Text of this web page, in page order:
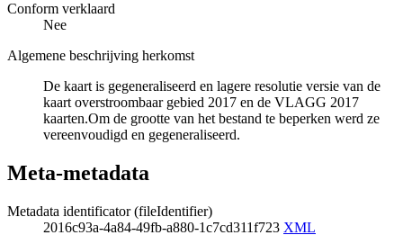
Conform verklaard
Nee
Algemene beschrijving herkomst
De kaart is gegeneraliseerd en lagere resolutie versie van de
kaart overstroombaar gebied 2017 en de VLAGG 2017
kaarten.Om de grootte van het bestand te beperken werd ze
vereenvoudigd en gegeneraliseerd.
Meta-metadata
Metadata identificator (fileIdentifier)
2016c93a-4a84-49fb-a880-1c7cd311f723 XML